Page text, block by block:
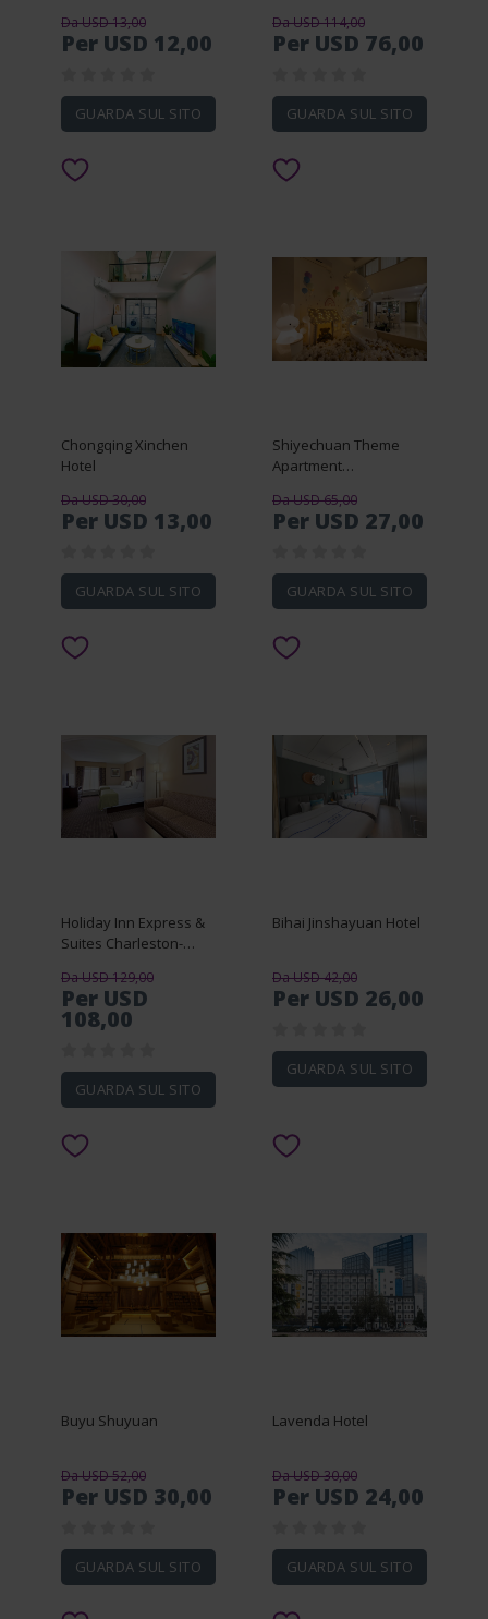
Da USD 13,00
Per USD 12,00
GUARDA SUL SITO
Da USD 114,00
Per USD 76,00
GUARDA SUL SITO
Chongqing Xinchen
Hotel
Da USD 30,00
Per USD 13,00
GUARDA SUL SITO
Shiyechuan Theme
Apartment
Changlong Subway
Station)
Da USD 65,00
Per USD 27,00
GUARDA SUL SITO
Holiday Inn Express &
Suites Charleston-
Da USD 129,00
Per USD
108,00
GUARDA SUL SITO
Bihai Jinshayuan Hotel
Da USD 42,00
Per USD 26,00
GUARDA SUL SITO
Buyu Shuyuan
Da USD 52,00
Per USD 30,00
GUARDA SUL SITO
Lavenda Hotel
Da USD 30,00
Per USD 24,00
GUARDA SUL SITO